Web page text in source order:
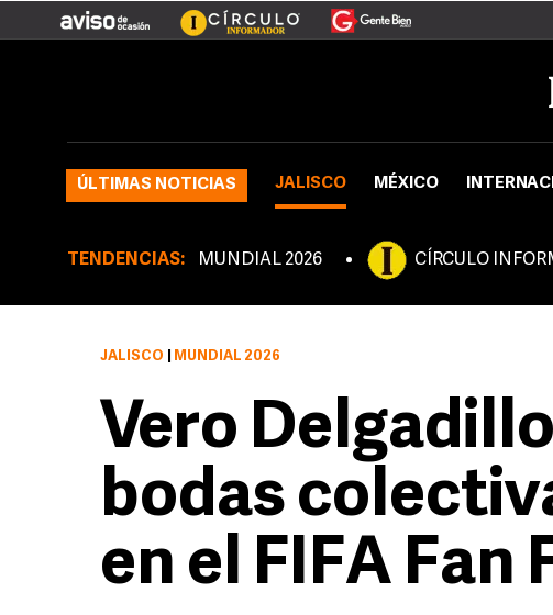
ÚLTIMAS NOTICIAS JALISCO MÉXICO
TENDENCIAS: MUNDIAL 2026 CÍRCULO
JALISCO MUNDIAL 2026
Vero
bodas
en el FIFA Fan